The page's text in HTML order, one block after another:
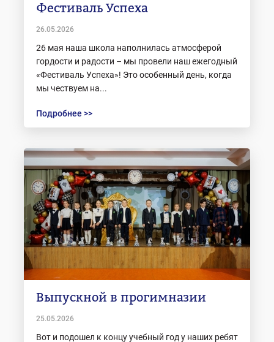
Фестиваль Успеха
26.05.2026
26 мая наша школа наполнилась атмосферой
гордости и радости – мы провели наш ежегодный
«Фестиваль Успеха»! Это особенный день, когда
мы чествуем на...
Подробнее >>
Выпускной в прогимназии
25.05.2026
Вот и подошел к концу учебный год у наших ребят